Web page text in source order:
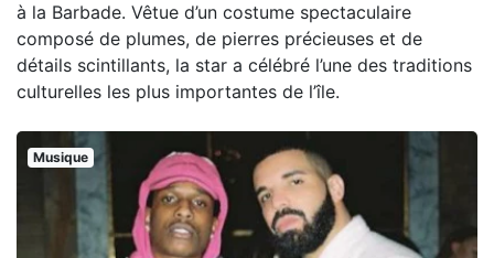
à la Barbade. Vêtue d’un costume spectaculaire
composé de plumes, de pierres précieuses et de
détails scintillants, la star a célébré l’une des traditions
culturelles les plus importantes de l’île.
Musique